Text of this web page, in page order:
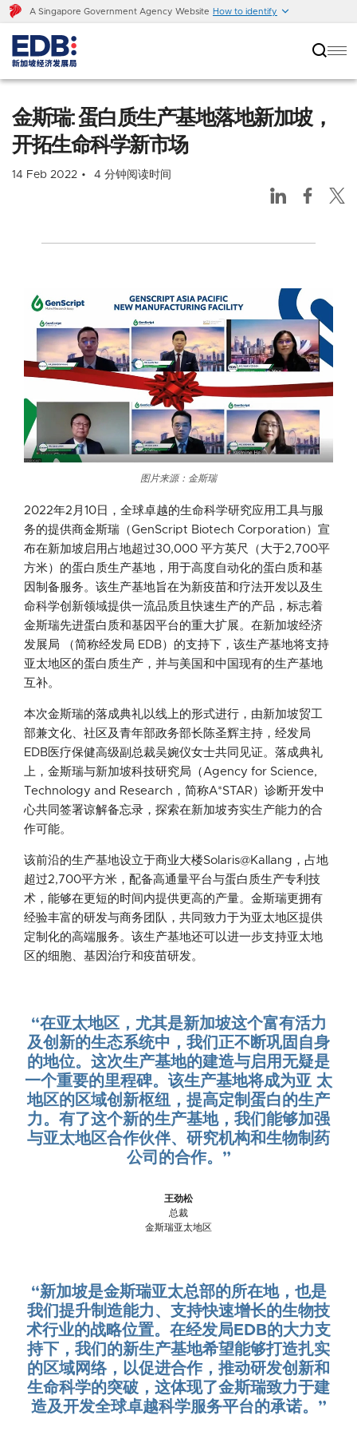
A Singapore Government Agency Website How to identify
金斯瑞: 蛋白质生产基地落地新加坡，
开拓生命科学新市场
14 Feb 2022 4 分钟阅读时间
图片来源：金斯瑞
2022年2月10日，全球卓越的生命科学研究应用工具与服
务的提供商金斯瑞（GenScript Biotech Corporation）宣
布在新加坡启用占地超过30,000 平方英尺（大于2,700平
方米）的蛋白质生产基地，用于高度自动化的蛋白质和基
因制备服务。该生产基地旨在为新疫苗和疗法开发以及生
命科学创新领域提供一流品质且快速生产的产品，标志着
金斯瑞先进蛋白质和基因平台的重大扩展。在新加坡经济
发展局 （简称经发局 EDB）的支持下，该生产基地将支持
亚太地区的蛋白质生产，并与美国和中国现有的生产基地
互补。
本次金斯瑞的落成典礼以线上的形式进行，由新加坡贸工
部兼文化、社区及青年部政务部长陈圣辉主持，经发局
EDB医疗保健高级副总裁吴婉仪女士共同见证。落成典礼
上，金斯瑞与新加坡科技研究局（Agency for Science,
Technology and Research，简称A*STAR）诊断开发中
心共同签署谅解备忘录，探索在新加坡夯实生产能力的合
作可能。
该前沿的生产基地设立于商业大楼Solaris@Kallang，占地
超过2,700平方米，配备高通量平台与蛋白质生产专利技
术，能够在更短的时间内提供更高的产量。金斯瑞更拥有
经验丰富的研发与商务团队，共同致力于为亚太地区提供
定制化的高端服务。该生产基地还可以进一步支持亚太地
区的细胞、基因治疗和疫苗研发。
“在亚太地区，尤其是新加坡这个富有活力
及创新的生态系统中，我们正不断巩固自身
的地位。这次生产基地的建造与启用无疑是
一个重要的里程碑。该生产基地将成为亚 太
地区的区域创新枢纽，提高定制蛋白的生产
力。有了这个新的生产基地，我们能够加强
与亚太地区合作伙伴、研究机构和生物制药
公司的合作。”
王劲松
总裁
金斯瑞亚太地区
“新加坡是金斯瑞亚太总部的所在地，也是
我们提升制造能力、支持快速增长的生物技
术行业的战略位置。在经发局EDB的大力支
持下，我们的新生产基地希望能够打造扎实
的区域网络，以促进合作，推动研发创新和
生命科学的突破，这体现了金斯瑞致力于建
造及开发全球卓越科学服务平台的承诺。”